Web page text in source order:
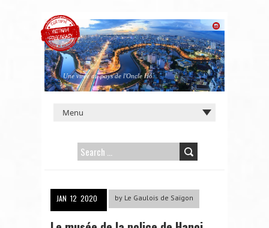
Une virée au pays de l'Oncle Hô...
SEARCH
JAN 12 2020 by Le Gaulois de Saïgon